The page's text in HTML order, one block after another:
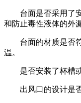
台面是否采用了安
和防止毒性液体的外
台面的材质是否符
温。
是否安装了杯槽或
出风口的设计是否